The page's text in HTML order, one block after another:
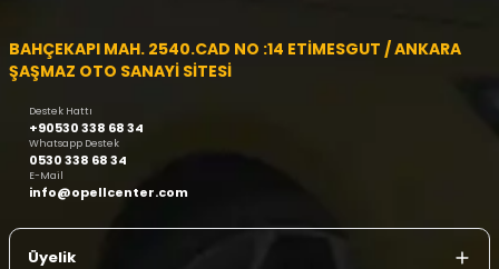
BAHÇEKAPI MAH. 2540.CAD NO :14 ETİMESGUT / ANKARA
ŞAŞMAZ OTO SANAYİ SİTESİ
Destek Hattı
+90530 338 68 34
Whatsapp Destek
0530 338 68 34
E-Mail
info@opellcenter.com
Üyelik